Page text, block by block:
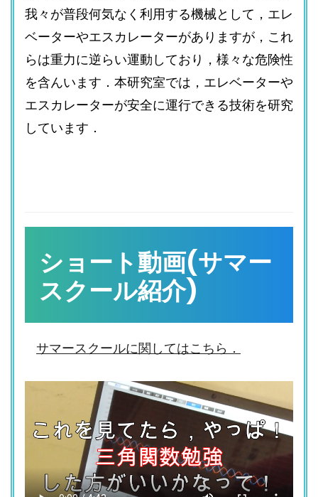
我々が普段何気なく利用する機械として，エレ
ベーターやエスカレーターがありますが，これ
らは重力に逆らい運動しており，様々な危険性
を含んいます．本研究室では，エレベーターや
エスカレーターが安全に運行できる技術を研究
しています．
ショート動画(サマー
スクール紹介)
サマースクールに関してはこちら．